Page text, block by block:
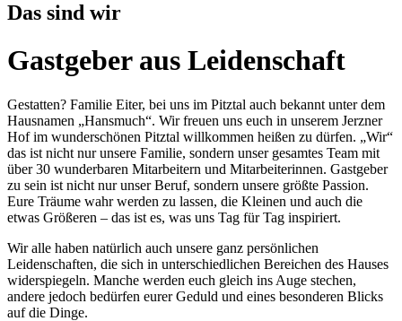
Das sind wir
Gastgeber aus Leidenschaft
Gestatten? Familie Eiter, bei uns im Pitztal auch bekannt unter dem
Hausnamen „Hansmuch“. Wir freuen uns euch in unserem Jerzner
Hof im wunderschönen Pitztal willkommen heißen zu dürfen. „Wir“
das ist nicht nur unsere Familie, sondern unser gesamtes Team mit
über 30 wunderbaren Mitarbeitern und Mitarbeiterinnen. Gastgeber
zu sein ist nicht nur unser Beruf, sondern unsere größte Passion.
Eure Träume wahr werden zu lassen, die Kleinen und auch die
etwas Größeren – das ist es, was uns Tag für Tag inspiriert.
Wir alle haben natürlich auch unsere ganz persönlichen
Leidenschaften, die sich in unterschiedlichen Bereichen des Hauses
widerspiegeln. Manche werden euch gleich ins Auge stechen,
andere jedoch bedürfen eurer Geduld und eines besonderen Blicks
auf die Dinge.